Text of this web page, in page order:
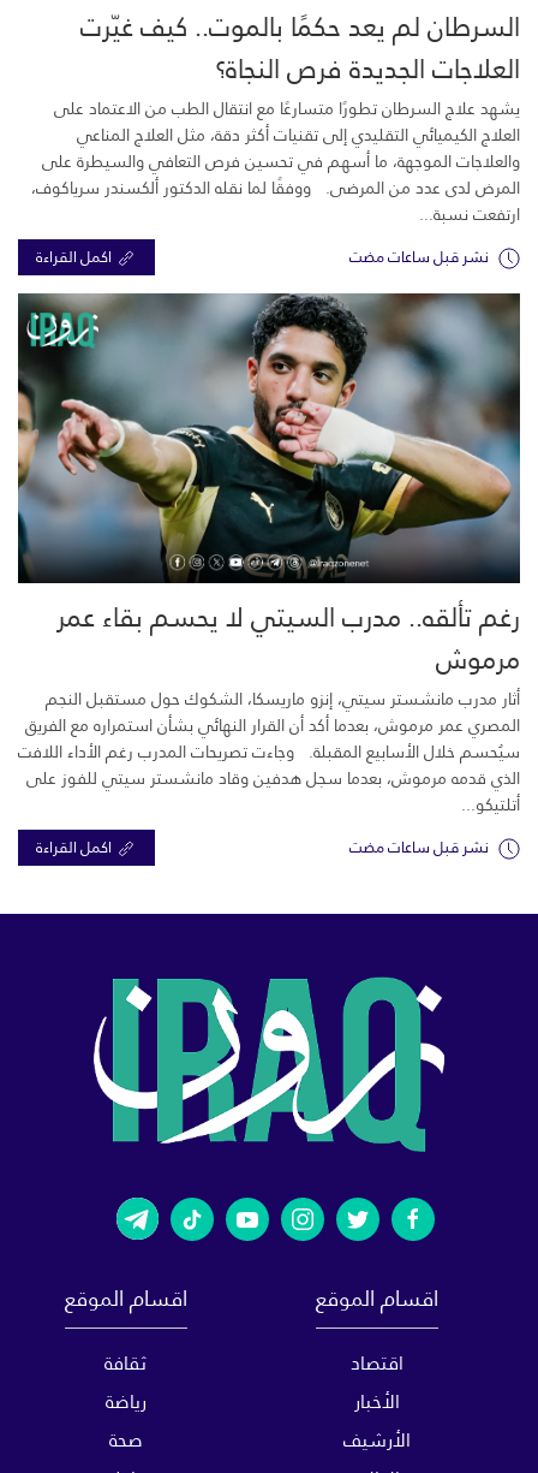
السرطان لم يعد حكمًا بالموت.. كيف غيّرت
العلاجات الجديدة فرص النجاة؟
يشهد علاج السرطان تطورًا متسارعًا مع انتقال الطب من الاعتماد على
العلاج الكيميائي التقليدي إلى تقنيات أكثر دقة، مثل العلاج المناعي
والعلاجات الموجهة، ما أسهم في تحسين فرص التعافي والسيطرة على
المرض لدى عدد من المرضى. ووفقًا لما نقله الدكتور ألكسندر سرياكوف،
ارتفعت نسبة...
نشر قبل ساعات مضت اكمل القراءة
رغم تألقه.. مدرب السيتي لا يحسم بقاء عمر
مرموش
أثار مدرب مانشستر سيتي، إنزو ماريسكا، الشكوك حول مستقبل النجم
المصري عمر مرموش، بعدما أكد أن القرار النهائي بشأن استمراره مع الفريق
سيُحسم خلال الأسابيع المقبلة. وجاءت تصريحات المدرب رغم الأداء اللافت
الذي قدمه مرموش، بعدما سجل هدفين وقاد مانشستر سيتي للفوز على
أتلتيكو...
نشر قبل ساعات مضت اكمل القراءة
اقسام الموقع
اقتصاد
الأخبار
الأرشيف
اقسام الموقع
ثقافة
رياضة
صحة